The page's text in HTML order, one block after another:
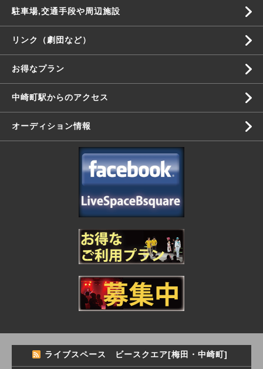
駐車場,交通手段や周辺施設
リンク（劇団など）
お得なプラン
中崎町駅からのアクセス
オーディション情報
ライブスペース ビースクエア[梅田・中崎町]